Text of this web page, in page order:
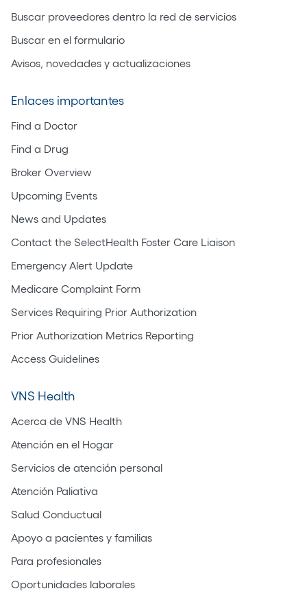
Buscar proveedores dentro la red de servicios
Buscar en el formulario
Avisos, novedades y actualizaciones
Enlaces importantes
Find a Doctor
Find a Drug
Broker Overview
Upcoming Events
News and Updates
Contact the SelectHealth Foster Care Liaison
Emergency Alert Update
Medicare Complaint Form
Services Requiring Prior Authorization
Prior Authorization Metrics Reporting
Access Guidelines
VNS Health
Acerca de VNS Health
Atención en el Hogar
Servicios de atención personal
Atención Paliativa
Salud Conductual
Apoyo a pacientes y familias
Para profesionales
Oportunidades laborales